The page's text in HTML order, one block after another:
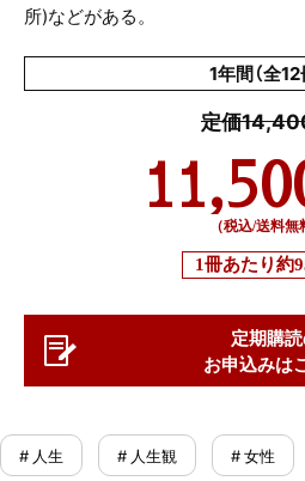
所)などがある。
1年間（全12
定価
（税込/送料無
1冊あたり約
定期購
お申込みは
# 人生 # 人生観 # 女性